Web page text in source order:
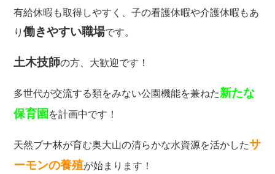
有給休暇も取得しやすく、子の看護休暇や介護休暇もあ
り働きやすい職場です。
土木技師の方、大歓迎です！
多世代が交流する類をみない公園機能を兼ねた新たな
保育園 を計画中です！
天然ブナ林が育む奥大山の清らかな水資源を活かしたサ
ーモンの養殖が始まります！